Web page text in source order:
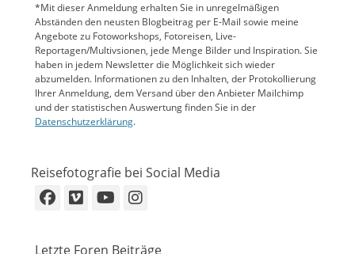
*Mit dieser Anmeldung erhalten Sie in unregelmäßigen
Abständen den neusten Blogbeitrag per E-Mail sowie meine
Angebote zu Fotoworkshops, Fotoreisen, Live-
Reportagen/Multivsionen, jede Menge Bilder und Inspiration. Sie
haben in jedem Newsletter die Möglichkeit sich wieder
abzumelden. Informationen zu den Inhalten, der Protokollierung
Ihrer Anmeldung, dem Versand über den Anbieter Mailchimp
und der statistischen Auswertung finden Sie in der
Datenschutzerklärung.
Reisefotografie bei Social Media
Facebook
VimeoYouTube
Instagram
Letzte Foren Beiträge